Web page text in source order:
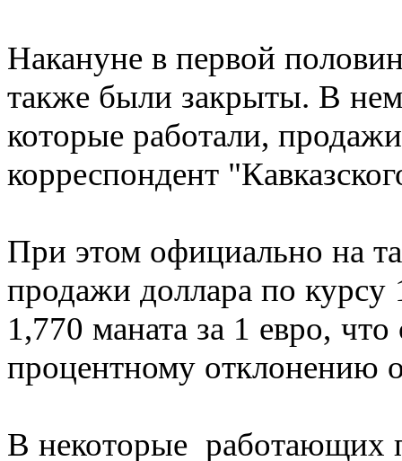
Накануне в первой
также были закрыты. В
которые работали,
корреспондент
При этом официально на
продажи доллара по
1,770 маната за 1 евро,
процентному отклонению
В некоторые работающих